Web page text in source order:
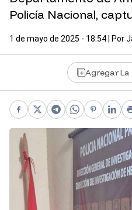
Policía Nacional,
1 de mayo de 2025 - 18:54 | Por
Agregar La
Facebook
X Telegram
WhatsApp